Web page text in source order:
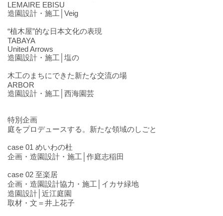
LEMAIRE EBISU
造園設計・施工│Veig
“植木屋”的な日本文化の表現
TABAYA
United Arrows
造園設計・施工│塩の
木工のまちにできた新たな交流の場
ARBOR
造園設計・施工│西海園芸
特別企画
庭をプロデュースする。新たな領域のしごと
case 01 めいわの杜
企画・造園設計・施工│作庭志稲田
case 02 至楽居
企画・造園設計協力・施工│イカサ緑地
造園設計│近江庭園
取材・文＝井上花子